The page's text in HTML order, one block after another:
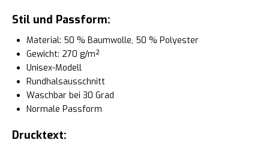
Stil und Passform:
Material: 50 % Baumwolle, 50 % Polyester
Gewicht: 270 g/m²
Unisex-Modell
Rundhalsausschnitt
Waschbar bei 30 Grad
Normale Passform
Drucktext: